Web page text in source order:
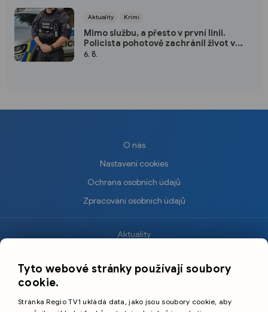
Aktuality Krimi
Mimo službu, a přesto v první linii.
Policista pohotově zachránil život v
plzeňském fitku
6. 8.
O nás
Nastavení cookies
Ochrana osobních údajů
Zpracování osobních údajů
Aktuality
Sport
Tyto webové stránky používají soubory
cookie.
Stránka Regio TV1 ukládá data, jako jsou soubory cookie, aby